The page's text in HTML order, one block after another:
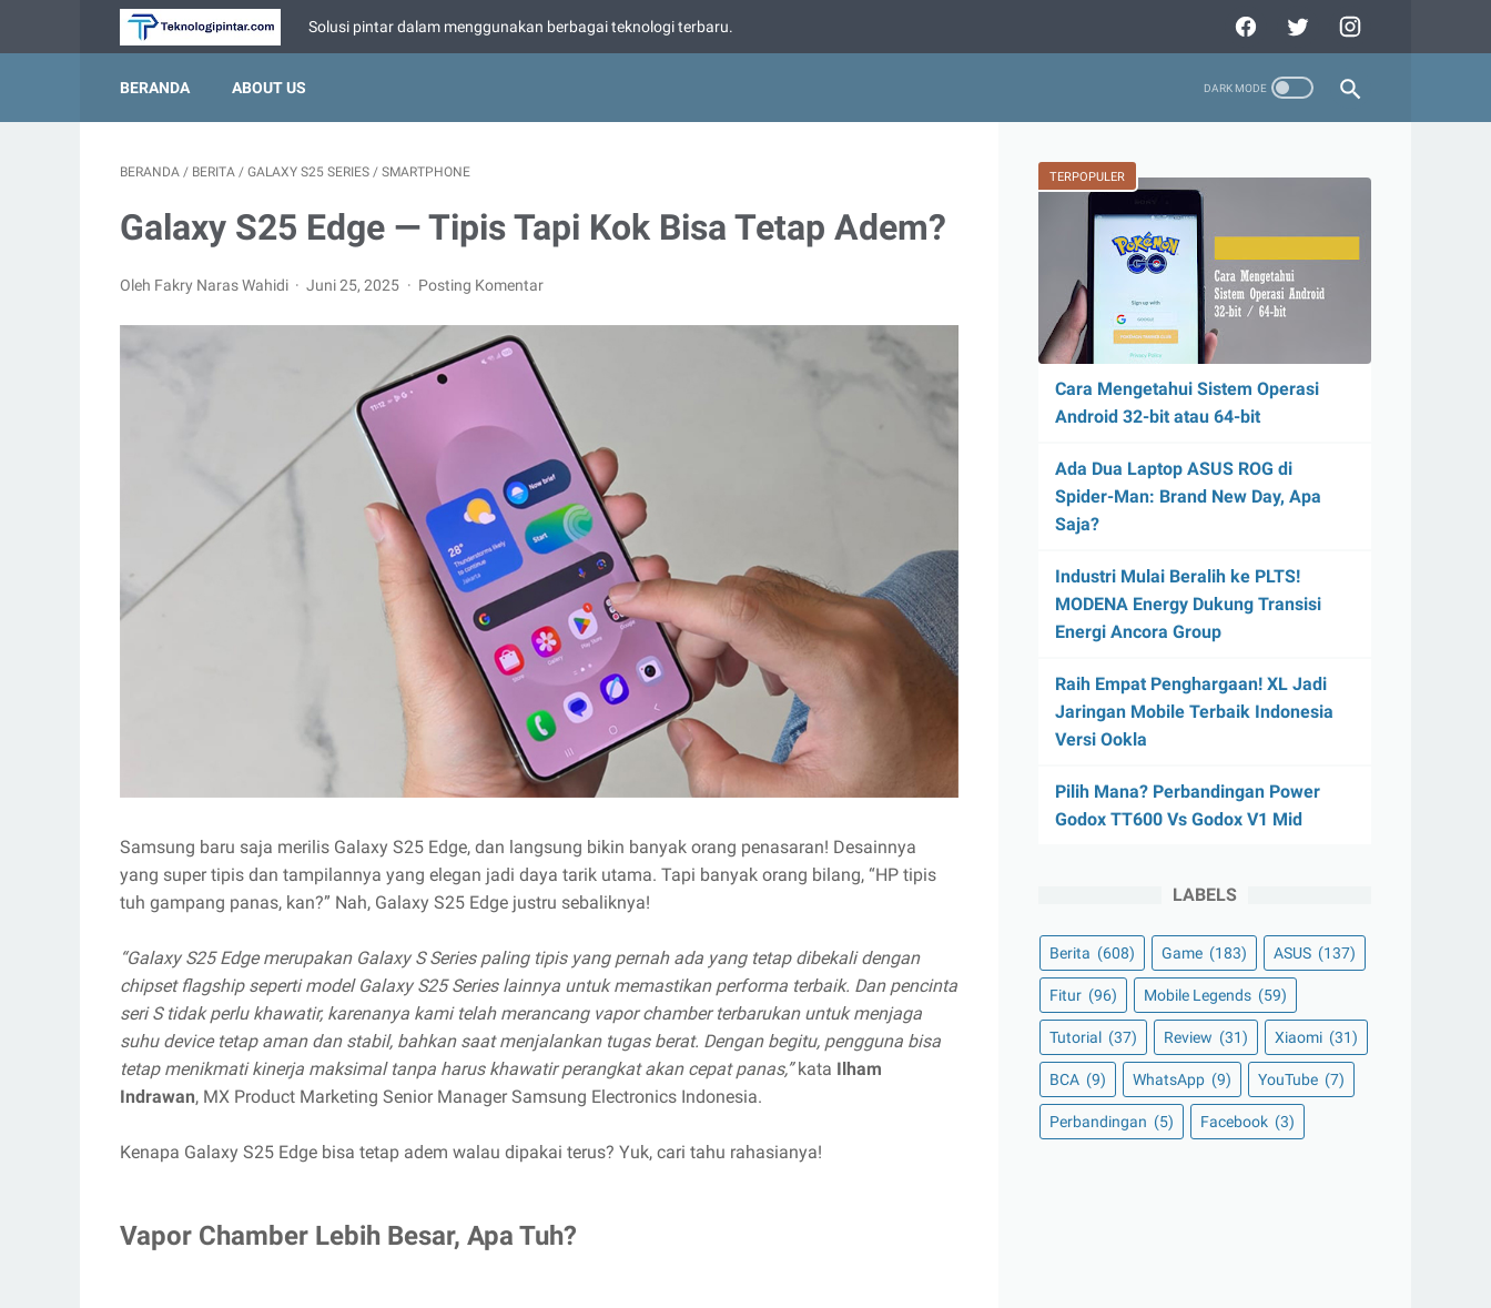
Solusi pintar dalam menggunakan berbagai teknologi terbaru.
BERANDA ABOUT US
BERANDA / BERITA / GALAXY S25 SERIES / SMARTPHONE
Galaxy S25 Edge — Tipis Tapi Kok Bisa Tetap Adem?
Oleh Fakry Naras Wahidi Juni 25, 2025 Posting Komentar
Samsung baru saja merilis Galaxy S25 Edge, dan langsung bikin banyak orang penasaran! Desainnya
yang super tipis dan tampilannya yang elegan jadi daya tarik utama. Tapi banyak orang bilang, “HP tipis
tuh gampang panas, kan?” Nah, Galaxy S25 Edge justru sebaliknya!
“Galaxy S25 Edge merupakan Galaxy S Series paling tipis yang pernah ada yang tetap dibekali dengan
chipset flagship seperti model Galaxy S25 Series lainnya untuk memastikan performa terbaik. Dan pencinta
seri S tidak perlu khawatir, karenanya kami telah merancang vapor chamber terbarukan untuk menjaga
suhu device tetap aman dan stabil, bahkan saat menjalankan tugas berat. Dengan begitu, pengguna bisa
tetap menikmati kinerja maksimal tanpa harus khawatir perangkat akan cepat panas,”kata Ilham
Indrawan, MX Product Marketing Senior Manager Samsung Electronics Indonesia.
Kenapa Galaxy S25 Edge bisa tetap adem walau dipakai terus? Yuk, cari tahu rahasianya!
Vapor Chamber Lebih Besar, Apa Tuh?
TERPOPULER
Cara Mengetahui Sistem Operasi
Android 32-bit atau 64-bit
Ada Dua Laptop ASUS ROG di
Spider-Man: Brand New Day, Apa
Saja?
Industri Mulai Beralih ke PLTS!
MODENA Energy Dukung Transisi
Energi Ancora Group
Raih Empat Penghargaan! XL Jadi
Jaringan Mobile Terbaik Indonesia
Versi Ookla
Pilih Mana? Perbandingan Power
Godox TT600 Vs Godox V1 Mid
LABELS
Berita (608) Game (183) ASUS (137)
Fitur (96) Mobile Legends (59)
Tutorial (37) Review (31) Xiaomi (31)
BCA (9) WhatsApp (9) YouTube (7)
Perbandingan (5) Facebook (3)